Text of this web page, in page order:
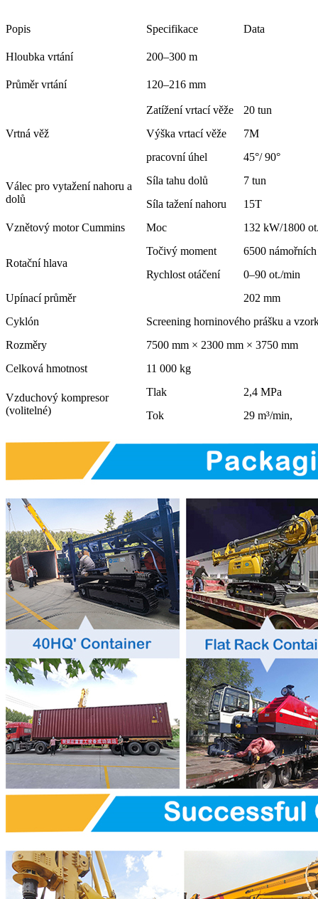
Popis Specifikace Data
Hloubka vrtání 200–300 m
Průměr vrtání 120–216 mm
Vrtná věž
Zatížení vrtací věže
20 tun
Výška vrtací věže
7M
pracovní úhel
45°/ 90°
Válec pro vytažení nahoru a
dolů
Síla tahu dolů
7 tun
Síla tažení nahoru
15T
Vznětový motor Cummins
Moc 132 kW/1800
Rotační hlava
Točivý moment
6500
Rychlost otáčení
0–90 ot./min
Upínací průměr
202 mm
Cyklón
Screening horninového prášku a
Rozměry
7500 mm × 2300 mm × 3750 mm
Celková hmotnost
11 000 kg
Vzduchový kompresor
(volitelné)
Tlak
2,4 MPa
Tok
29 m³/min,